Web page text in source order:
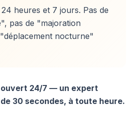
heures et 7 jours. Pas de
pas de "majoration
nocturne"
24/7 — un expert
30 secondes, à toute heure.